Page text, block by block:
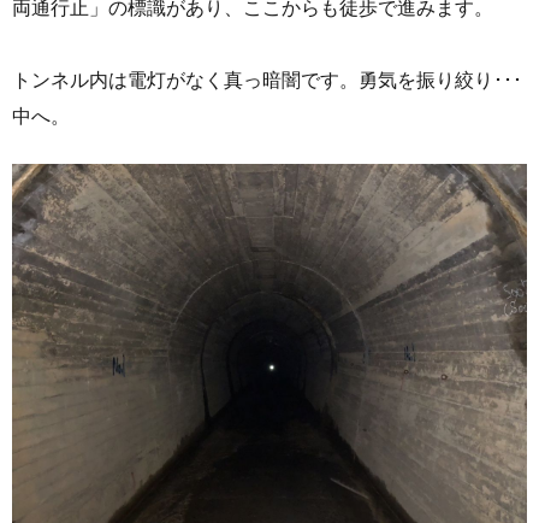
両通行止」の標識があり、ここからも徒歩で進みます。
トンネル内は電灯がなく真っ暗闇です。勇気を振り絞り･･･
中へ。